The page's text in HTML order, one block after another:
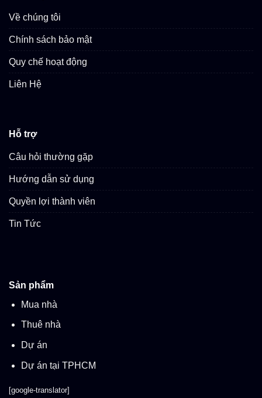
Về chúng tôi
Chính sách bảo mật
Quy chế hoạt động
Liên Hệ
Hỗ trợ
Câu hỏi thường gặp
Hướng dẫn sử dụng
Quyền lợi thành viên
Tin Tức
Sản phẩm
Mua nhà
Thuê nhà
Dự án
Dự án tại TPHCM
[google-translator]